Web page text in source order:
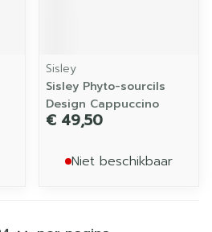
Sisley
Sisley Phyto-sourcils
Design Cappuccino
€ 49,50
Niet beschikbaar